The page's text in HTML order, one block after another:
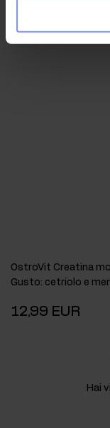
OstroVit Creatina
Gusto: cetriolo e
12,99 EUR
Hai